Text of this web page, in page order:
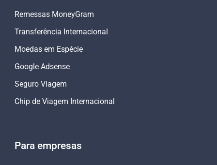
Remessas MoneyGram
Transferência Internacional
Moedas em Espécie
Google Adsense
Seguro Viagem
Chip de Viagem Internacional
Para empresas